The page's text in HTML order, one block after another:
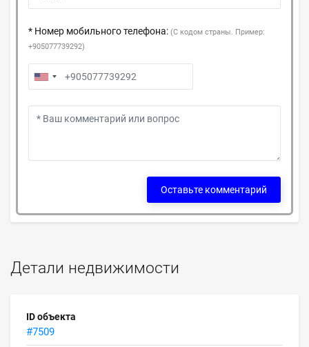
Детали недвижимости
ID объекта
#7509
* Номер мобильного телефона: (С кодом страны. Пример:
+905077739292)
Оставьте комментарий